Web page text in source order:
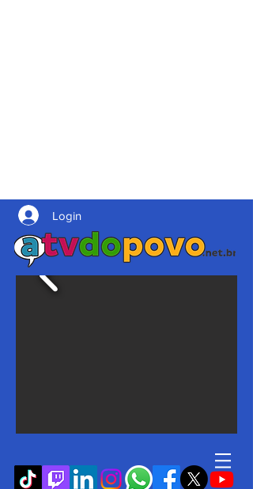
Login